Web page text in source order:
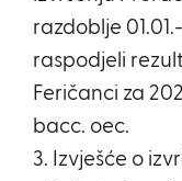
razdoblje
raspodjeli
Feričanci za
bacc. oec.
3. Izvješće o